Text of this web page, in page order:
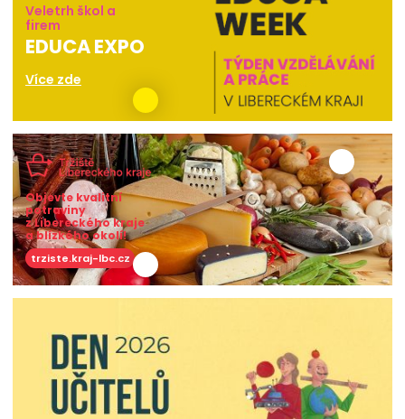
Veletrh škol a
firem
EDUCA EXPO
Více zde
Objevte kvalitní
potraviny
z Libereckého kraje
a blízkého okolí!
trziste.kraj-lbc.cz